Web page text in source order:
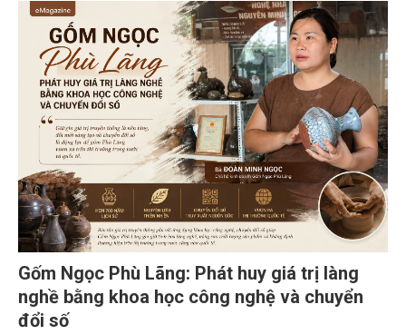
tỉnh Lai Châu tổ chức ngày 10/7/2026. Hội thảo thu
hút sự tham gia của hơn 100 đại biểu là lãnh đạo
các đơn vị thuộc Bộ Nông nghiệp và Môi trường,
chuyên gia, nhà khoa học, Sở Nông nghiệp và Môi
trường tỉnh Lai Châu và đại diện các cơ quan đơn vị
doanh nghiệp ở các tỉnh miền núi phía Bắc.
Gốm Ngọc Phù Lãng: Phát huy giá trị làng
nghề bằng khoa học công nghệ và chuyển
đổi số